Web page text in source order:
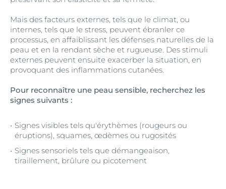
Mais des facteurs externes, tels que le climat, ou
internes, tels que le stress, peuvent ébranler ce
processus, en affaiblissant les défenses naturelles de la
peau et en la rendant sèche et rugueuse. Des stimuli
externes peuvent ensuite exacerber la situation, en
provoquant des inflammations cutanées.
Pour reconnaître une peau sensible, recherchez les
signes suivants :
Signes visibles tels qu'érythèmes (rougeurs ou
éruptions), squames, œdèmes ou rugosités
Signes sensoriels tels que démangeaison,
tiraillement, brûlure ou picotement